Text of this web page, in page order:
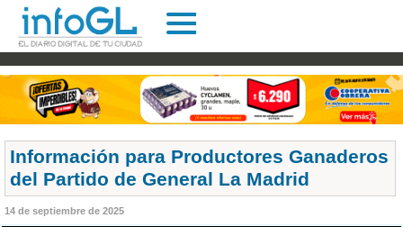
Información para Productores Ganaderos
del Partido de General La Madrid
14 de septiembre de 2025